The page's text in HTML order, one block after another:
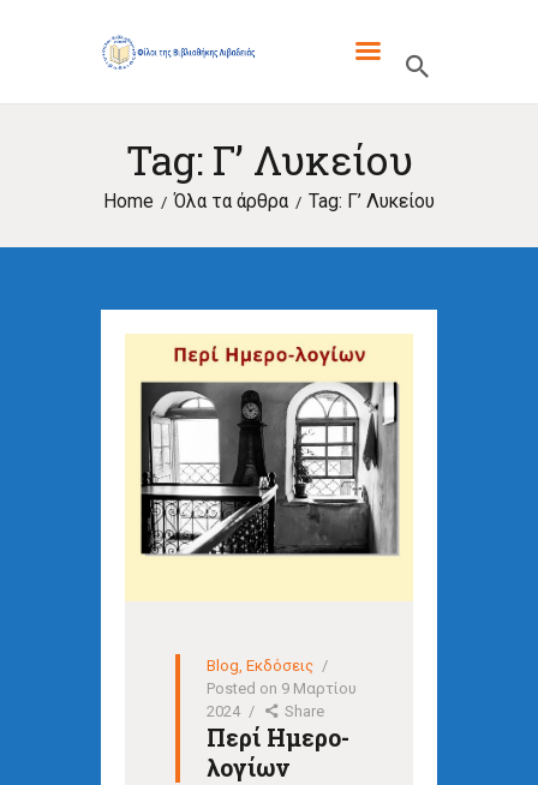
Tag: Γ’ Λυκείου
Home Όλα τα άρθρα Tag: Γ’ Λυκείου
ΦΙΛΟΙ ΤΗΣ ΒΙΒΛΙΟΘΗΚΗΣ
ΓΙΑ ΜΑΣ
ΕΝΔΙΑΦΈΡΟΥΝ
ΕΠΙΚΟΙΝΩΝΊΑ
Blog,Εκδόσεις
Posted on 9 Μαρτίου
2024
Share
Περί Ημερο-
λογίων